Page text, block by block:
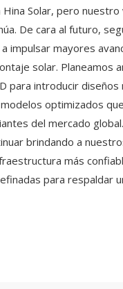
Solar, pero nuestro
De cara al futuro,
impulsar mayores
solar. Planeamos
para introducir diseños
optimizados
del mercado
brindando a
más
para respaldar